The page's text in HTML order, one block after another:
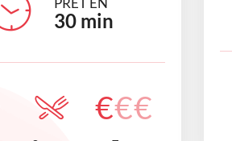
30 min
€€€